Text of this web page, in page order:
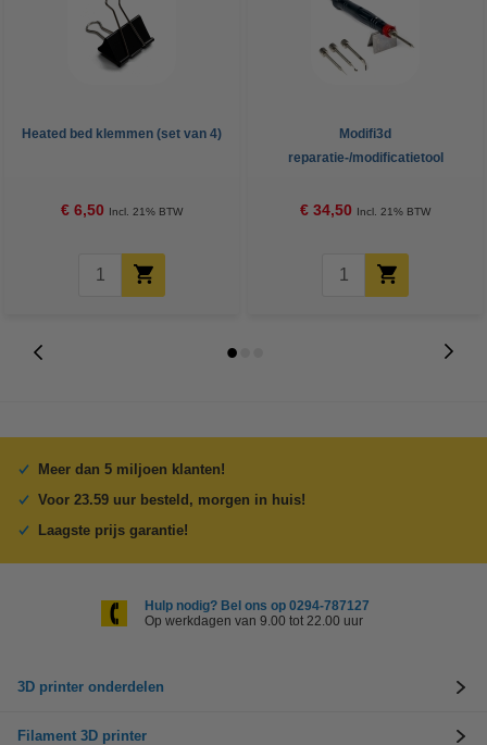
Heated bed klemmen (set van 4)
€ 6,50 Incl. 21% BTW
Modifi3d
reparatie-/modificatietool
€ 34,50 Incl. 21% BTW
Meer dan 5 miljoen klanten!
Voor 23.59 uur besteld, morgen in huis!
Laagste prijs garantie!
Hulp nodig? Bel ons op 0294-787127
Op werkdagen van 9.00 tot 22.00 uur
3D printer onderdelen
Filament 3D printer